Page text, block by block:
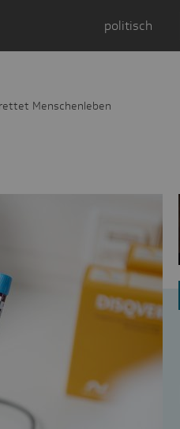
politisch
Menschenleben